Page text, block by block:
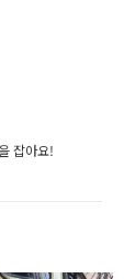
잡아요!